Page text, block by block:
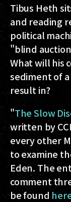
Tibus Heth
and reading
political
"blind
What will his
sediment of
result in?
"The Slow
written by
every other
to examine
Eden. The
comment
be found